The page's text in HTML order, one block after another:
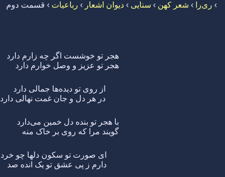
› ری‌را › شعر کهن › سنایی › دیوان اشعار › رباعیات › قسمت دوم
هجر تو خوشست اگر چه زارم دارد
هجر تو عزیز و وصل خوارم دارد
از روی تو دیده‌ها جمالی دارد
در هر دل و جان غمت نهالی دارد
با هجر تو بنده دل خمین می‌دارد
گویند مرا که روی بر خاک منه
ای صورت تو سکون دلها چو خرد
دارم ز پی عشق تو یک انده صد